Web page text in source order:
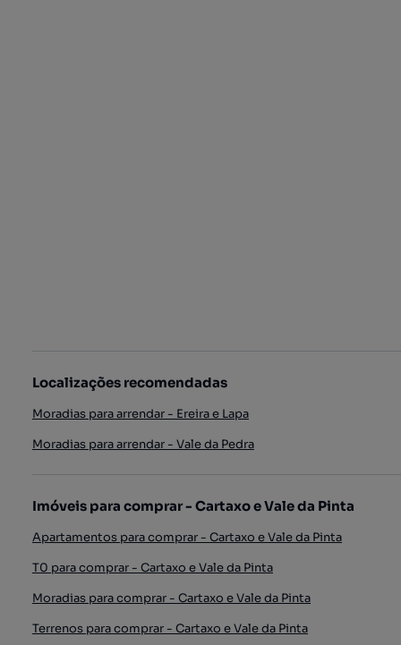
Localizações recomendadas
Moradias para arrendar - Ereira e Lapa
Moradias para arrendar - Vale da Pedra
Imóveis para comprar - Cartaxo e Vale da Pinta
Apartamentos para comprar - Cartaxo e Vale da Pinta
T0 para comprar - Cartaxo e Vale da Pinta
Moradias para comprar - Cartaxo e Vale da Pinta
Terrenos para comprar - Cartaxo e Vale da Pinta